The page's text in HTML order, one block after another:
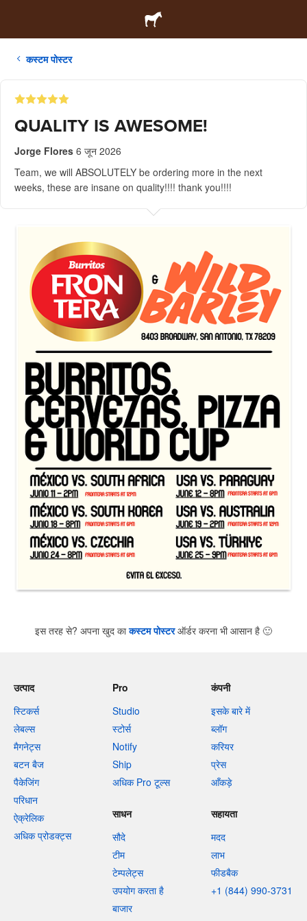
कस्टम पोस्टर
QUALITY IS AWESOME!
Jorge Flores 6 जून 2026
Team, we will ABSOLUTELY be ordering more in the next
weeks, these are insane on quality!!!! thank you!!!!
इस तरह से? अपना खुद काकस्टम पोस्टरऑर्डर करना भी आसान है 🙂
उत्पाद
स्टिकर्स
लेबल्स
मैगनेट्स
बटन बैज
पैकेजिंग
परिधान
ऐक्रेलिक
अधिक प्रोडक्ट्स
Pro
Studio
स्टोर्स
Notify
Ship
अधिक Pro टूल्स
कंपनी
इसके बारे में
ब्लॉग
करियर
प्रेस
आँकड़े
साधन
सौदे
टीम
टेम्पलेट्स
उपयोग करता है
बाजार
सहायता
मदद
लाभ
फीडबैक
+1 (844) 990-3731